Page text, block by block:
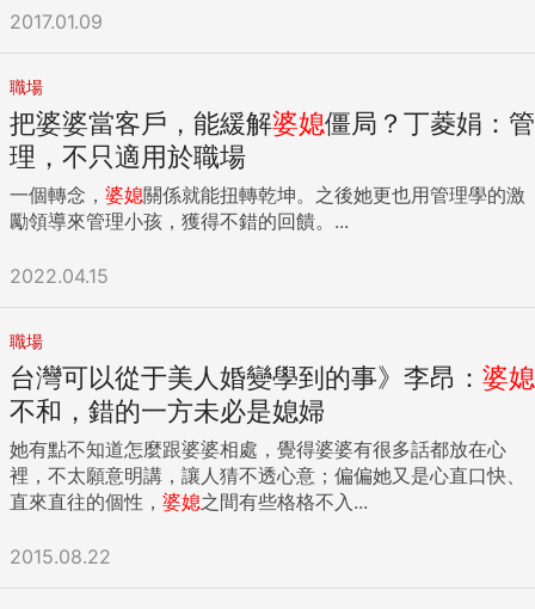
2017.01.09
職場
把婆婆當客戶，能緩解婆媳僵局？丁菱娟：管
理，不只適用於職場
一個轉念， 婆媳關係就能扭轉乾坤。之後她更也用管理學的激
勵領導來管理小孩，獲得不錯的回饋。...
2022.04.15
職場
台灣可以從于美人婚變學到的事》李昂： 婆媳
不和，錯的一方未必是媳婦
她有點不知道怎麼跟婆婆相處，覺得婆婆有很多話都放在心
裡，不太願意明講，讓人猜不透心意；偏偏她又是心直口快、
直來直往的個性， 婆媳之間有些格格不入...
2015.08.22